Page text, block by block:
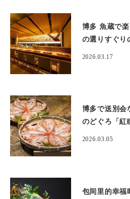
博多 魚蔵で
の選りすぐり
2026.03.17
博多で送別会
のどぐろ「紅
2026.03.05
包间里的幸